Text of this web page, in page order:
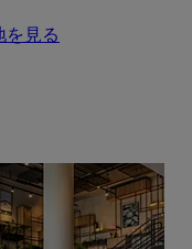
を見る